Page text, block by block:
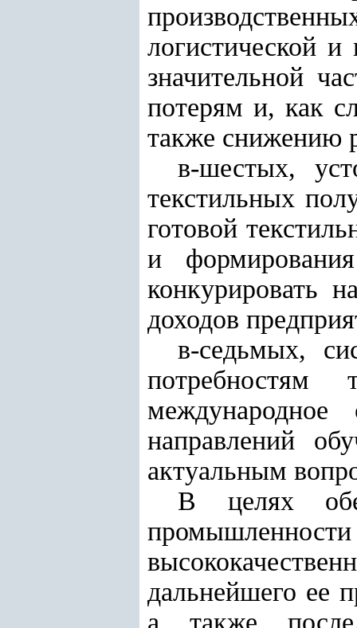
логистической
значительной
потерям и, как
также снижению
в-шестых,
текстильных
готовой
и
конкурировать
доходов
в-седьмых,
потребностям
международное
направлений
актуальным
В целях
дальнейшего ее
а также